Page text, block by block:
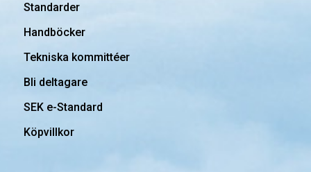
Standarder
Handböcker
Tekniska kommittéer
Bli deltagare
SEK e-Standard
Köpvillkor